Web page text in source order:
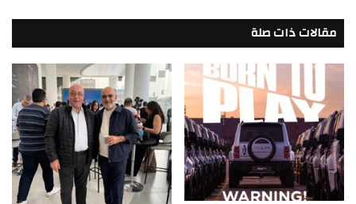
القطاع
المصرفي*
مقالات ذات صلة